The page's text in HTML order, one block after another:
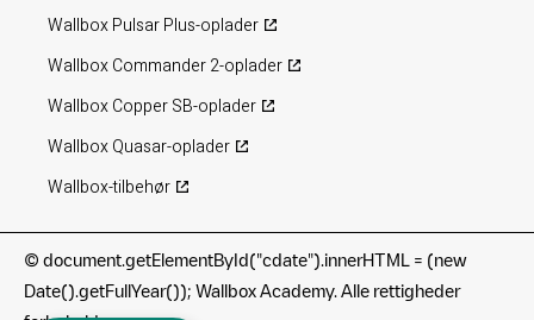
Wallbox Pulsar Plus-oplader
Wallbox Commander 2-oplader
Wallbox Copper SB-oplader
Wallbox Quasar-oplader
Wallbox-tilbehør
© document.getElementById("cdate").innerHTML = (new
Date().getFullYear()); Wallbox Academy. Alle rettigheder